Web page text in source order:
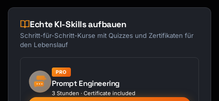
{
  "availability": {
    "timezone": "America/New_York",
"17:00"}],
      "tuesday": [{"start": "09:00", "end":
"12:00"}, {"start": "13:00", "end":
Echte KI-Skills aufbauen
Schritt-für-Schritt-Kurse mit Quizzes und Zertifikaten für
den Lebenslauf
PRO
Prompt Engineering
3 Stunden · Certificate included